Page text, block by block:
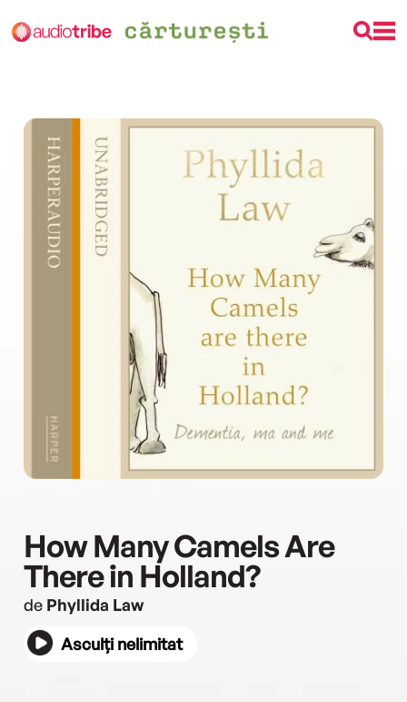
How Many Camels Are
There in Holland?
de Phyllida Law
Asculți nelimitat